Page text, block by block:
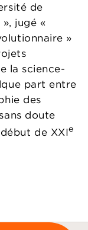
de
», jugé «
»
la science-
part entre
des
doute
de XXIe